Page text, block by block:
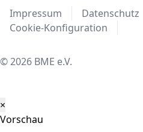
Impressum Datenschutz
Cookie-Konfiguration
© 2026 BME e.V.
×
Vorschau